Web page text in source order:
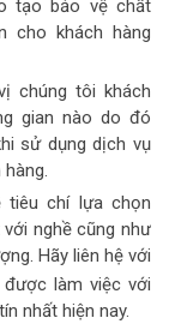
tạo bảo vệ chất
cho khách hàng
chúng tôi khách
gian nào do đó
sử dụng dịch vụ
tiêu chí lựa chọn
nghề cũng như
Hãy liên hệ với
làm việc với
nhất hiện nay.